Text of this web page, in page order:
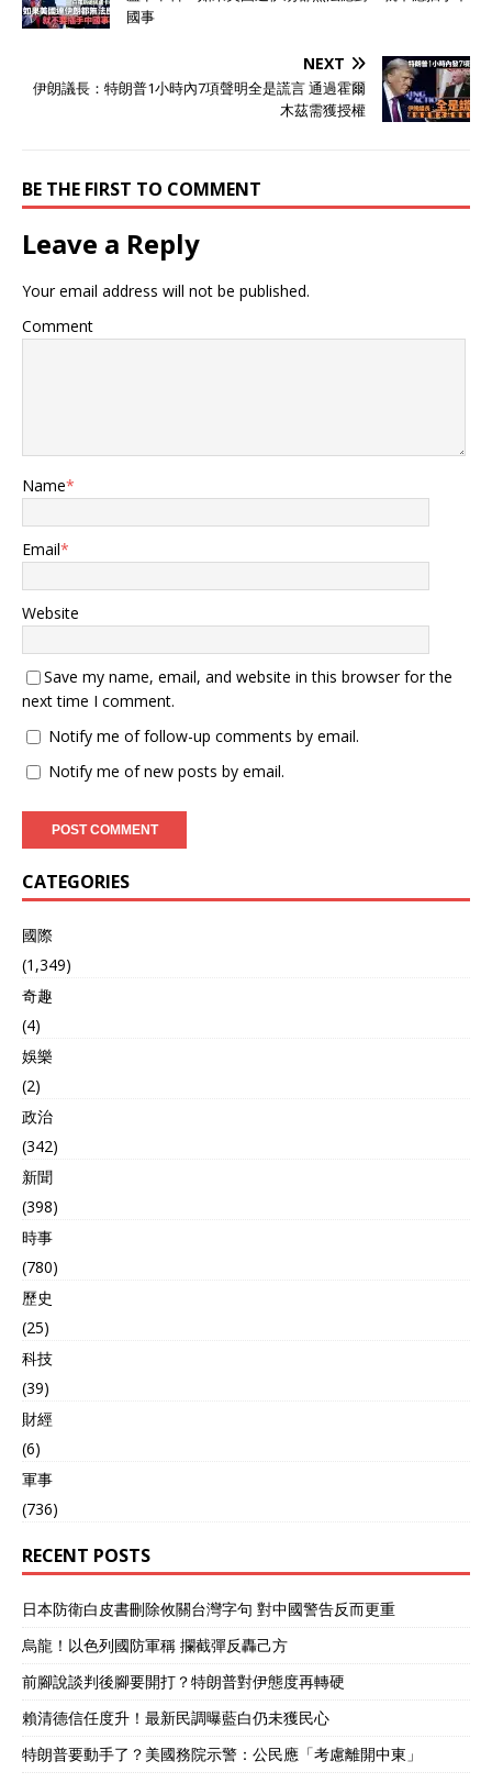
國事
NEXT
伊朗議長：特朗普1小時內7項聲明全是謊言 通過霍爾
木茲需獲授權
BE THE FIRST TO COMMENT
Leave a Reply
Your email address will not be published.
Comment
Name*
Email*
Website
Save my name, email, and website in this browser for the
next time I comment.
Notify me of follow-up comments by email.
Notify me of new posts by email.
CATEGORIES
國際
(1,349)
奇趣
(4)
娛樂
(2)
政治
(342)
新聞
(398)
時事
(780)
歷史
(25)
科技
(39)
財經
(6)
軍事
(736)
RECENT POSTS
日本防衛白皮書刪除攸關台灣字句 對中國警告反而更重
烏龍！以色列國防軍稱 攔截彈反轟己方
前腳說談判後腳要開打？特朗普對伊態度再轉硬
賴清德信任度升！最新民調曝藍白仍未獲民心
特朗普要動手了？美國務院示警：公民應「考慮離開中東」